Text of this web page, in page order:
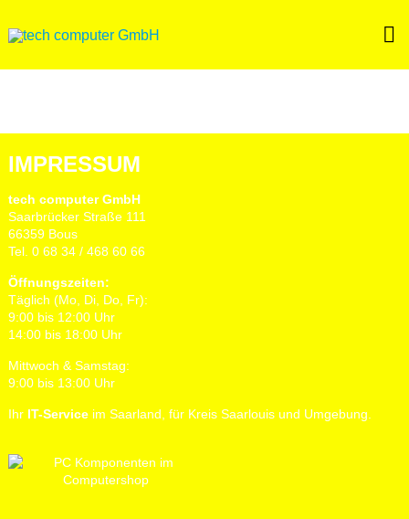
to
IMPRESSUM
tech computer GmbH
Saarbrücker Straße 111
66359 Bous
Tel. 0 68 34 / 468 60 66
Öffnungszeiten:
Täglich (Mo, Di, Do, Fr):
9:00 bis 12:00 Uhr
14:00 bis 18:00 Uhr
Mittwoch & Samstag:
9:00 bis 13:00 Uhr
Ihr IT-Serviceim Saarland, für Kreis Saarlouis und Umgebung.